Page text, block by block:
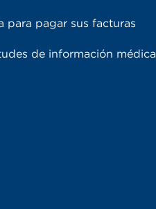
para pagar sus facturas
de información médica